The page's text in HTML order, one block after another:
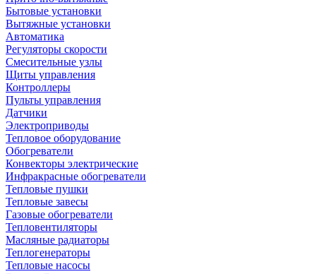
Бытовые установки
Вытяжные установки
Автоматика
Регуляторы скорости
Смесительные узлы
Щиты управления
Контроллеры
Пульты управления
Датчики
Электроприводы
Тепловое оборудование
Обогреватели
Конвекторы электрические
Инфракрасные обогреватели
Тепловые пушки
Тепловые завесы
Газовые обогреватели
Тепловентиляторы
Масляные радиаторы
Теплогенераторы
Тепловые насосы